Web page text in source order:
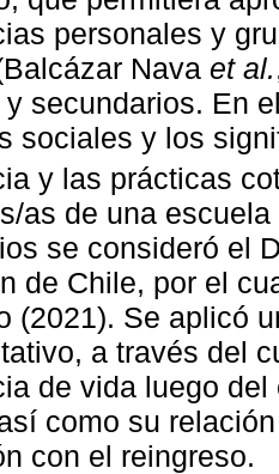
personales y
Nava et al.
secundarios. En
sociales y los
y las prácticas
as de una
se consideró el
de Chile, por el
(2021). Se aplicó
a través del
de vida luego
como su
con el reingreso.